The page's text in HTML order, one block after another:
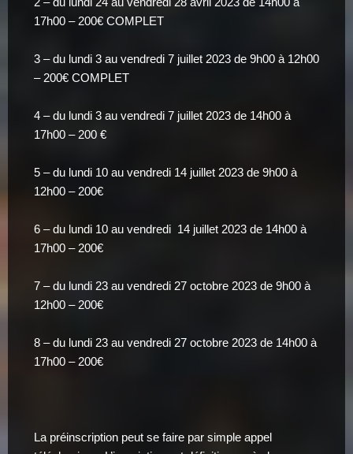
17h00 – 200€ COMPLET
3 – du lundi 3 au vendredi 7 juillet 2023 de 9h00 à 12h00
– 200€ COMPLET
4 – du lundi 3 au vendredi 7 juillet 2023 de 14h00 à
17h00 – 200 €
5 – du lundi 10 au vendredi 14 juillet 2023 de 9h00 à
12h00 – 200€
6 – du lundi 10 au vendredi 14 juillet 2023 de 14h00 à
17h00 – 200€
7 – du lundi 23 au vendredi 27 octobre 2023 de 9h00 à
12h00 – 200€
8 – du lundi 23 au vendredi 27 octobre 2023 de 14h00 à
17h00 – 200€
La préinscription peut se faire par simple appel